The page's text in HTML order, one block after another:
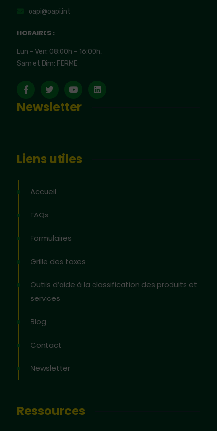
oapi@oapi.int
HORAIRES :
Lun – Ven: 08:00h – 16:00h,
Sam et Dim: FERME
Newsletter
Liens utiles
Accueil
FAQs
Formulaires
Grille des taxes
Outils d’aide à la classification des produits et
services
Blog
Contact
Newsletter
Ressources